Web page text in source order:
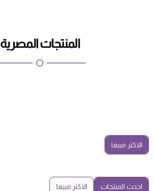
المنتجات المصرية
الاكثر مبيعا
احدث المنتجات الاكثر مبيعا